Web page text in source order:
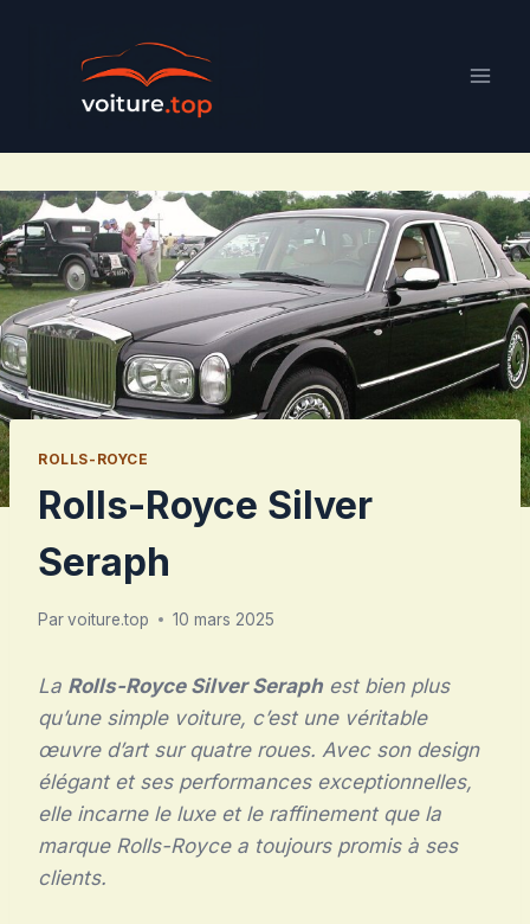
ROLLS-ROYCE
Rolls-Royce Silver
Seraph
Parvoiture.top 10 mars 2025
La Rolls-Royce Silver Seraph est bien plus
qu’une simple voiture, c’est une véritable
œuvre d’art sur quatre roues. Avec son design
élégant et ses performances exceptionnelles,
elle incarne le luxe et le raffinement que la
marque Rolls-Royce a toujours promis à ses
clients.